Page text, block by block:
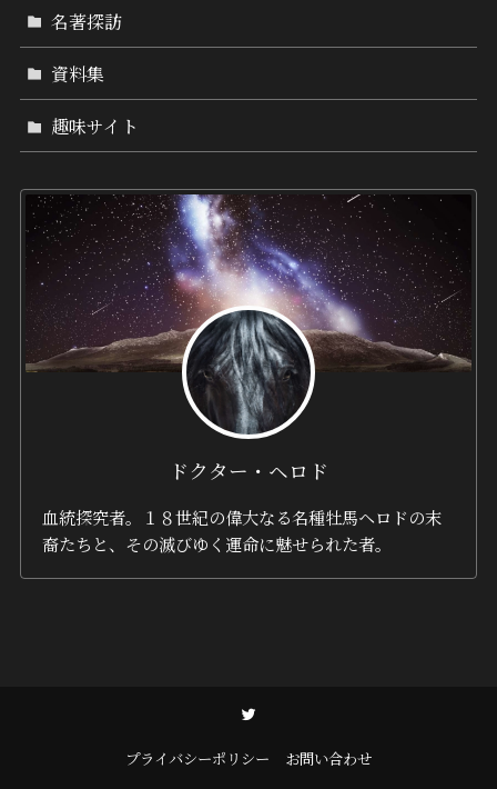
名著探訪
資料集
趣味サイト
ドクター・ヘロド
血統探究者。１８世紀の偉大なる名種牡馬ヘロドの末
裔たちと、その滅びゆく運命に魅せられた者。
プライバシーポリシー お問い合わせ